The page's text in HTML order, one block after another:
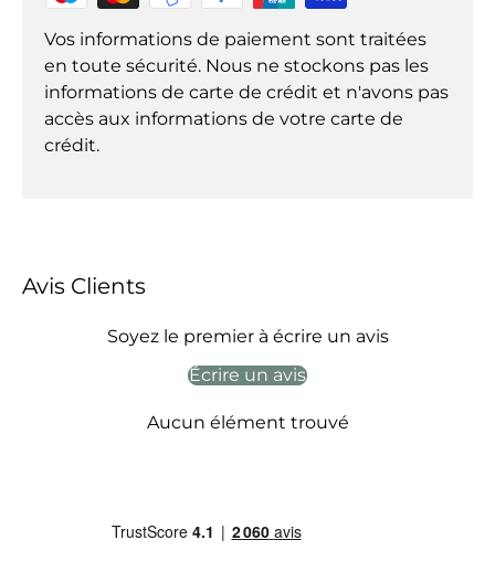
Vos informations de paiement sont traitées
en toute sécurité. Nous ne stockons pas les
informations de carte de crédit et n'avons pas
accès aux informations de votre carte de
crédit.
Avis Clients
Soyez le premier à écrire un avis
Écrire un avis
Aucun élément trouvé